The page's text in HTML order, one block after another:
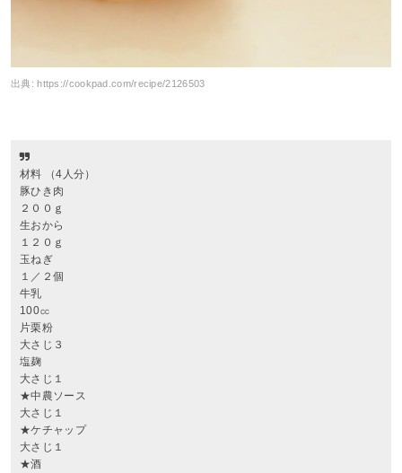
出典:https://cookpad.com/recipe/2126503
材料 （4人分）
豚ひき肉
２００ｇ
生おから
１２０ｇ
玉ねぎ
１／２個
牛乳
100㏄
片栗粉
大さじ３
塩麹
大さじ１
★中農ソース
大さじ１
★ケチャップ
大さじ１
★酒